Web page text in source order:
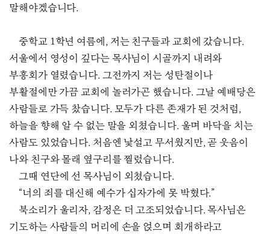
말해야겠습니다.
중학교 1학년 여름에, 저는 친구들과 교회에 갔습니다.
서울에서 영성이 깊다는 목사님이 시골까지 내려와
부흥회가 열렸습니다. 그전까지 저는 성탄절이나
부활절에만 가끔 교회에 놀러가곤 했습니다. 그날 예배당은
사람들로 가득 찼습니다. 모두가 다른 존재가 된 것처럼,
하늘을 향해 알 수 없는 말을 외쳤습니다. 울며 바닥을 치는
사람도 있었습니다. 처음엔 낯설고 무서웠지만, 곧 웃음이
나와 친구와 몰래 옆구리를 찔렀습니다.
그때 연단에 선 목사님이 외쳤습니다.
“너의 죄를 대신해 예수가 십자가에 못 박혔다.”
북소리가 울리자, 감정은 더 고조되었습니다. 목사님은
기도하는 사람들의 머리에 손을 얹으며 회개하라고